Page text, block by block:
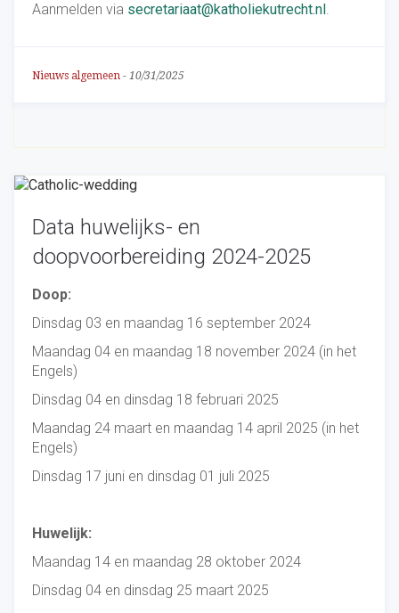
Aanmelden via secretariaat@katholiekutrecht.nl.
Nieuws algemeen - 10/31/2025
Data huwelijks- en
doopvoorbereiding 2024-2025
Doop:
Dinsdag 03 en maandag 16 september 2024
Maandag 04 en maandag 18 november 2024 (in het
Engels)
Dinsdag 04 en dinsdag 18 februari 2025
Maandag 24 maart en maandag 14 april 2025 (in het
Engels)
Dinsdag 17 juni en dinsdag 01 juli 2025
Huwelijk:
Maandag 14 en maandag 28 oktober 2024
Dinsdag 04 en dinsdag 25 maart 2025